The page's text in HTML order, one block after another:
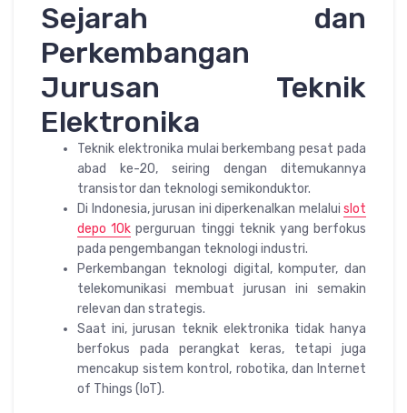
Sejarah dan
Perkembangan
Jurusan Teknik
Elektronika
Teknik elektronika mulai berkembang pesat pada
abad ke-20, seiring dengan ditemukannya
transistor dan teknologi semikonduktor.
Di Indonesia, jurusan ini diperkenalkan melalui slot
depo 10k perguruan tinggi teknik yang berfokus
pada pengembangan teknologi industri.
Perkembangan teknologi digital, komputer, dan
telekomunikasi membuat jurusan ini semakin
relevan dan strategis.
Saat ini, jurusan teknik elektronika tidak hanya
berfokus pada perangkat keras, tetapi juga
mencakup sistem kontrol, robotika, dan Internet
of Things (IoT).